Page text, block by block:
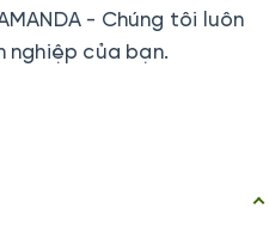
- Chúng tôi luôn
nghiệp của bạn.